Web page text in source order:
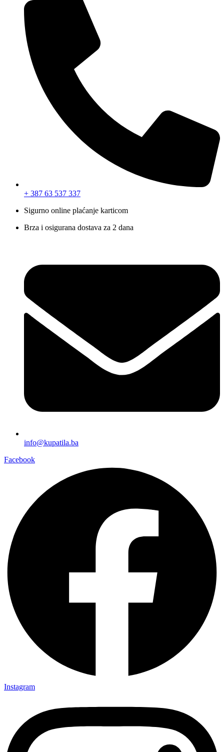
+ 387 63 537 337
Sigurno online plaćanje karticom
Brza i osigurana dostava za 2 dana
info@kupatila.ba
Facebook
Instagram